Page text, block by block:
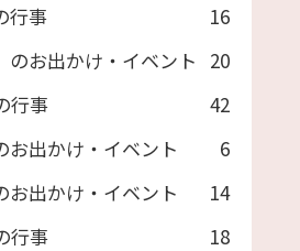
行事
16
のお出かけ・イベント 20
行事
42
お出かけ・イベント
6
お出かけ・イベント
14
行事
18